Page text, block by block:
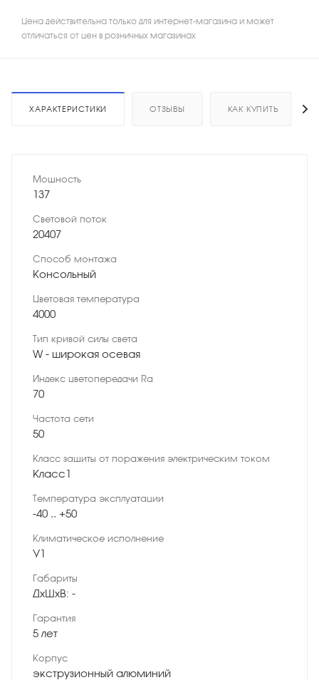
Цена действительна только для интернет-магазина и может
отличаться от цен в розничных магазинах
ХАРАКТЕРИСТИКИ ОТЗЫВЫ КАК КУПИТЬ
Мощность
137
Световой поток
20407
Способ монтажа
Консольный
Цветовая температура
4000
Тип кривой силы света
W - широкая осевая
Индекс цветопередачи Ra
70
Частота сети
50
Класс защиты от поражения электрическим током
Класс1
Температура эксплуатации
-40 .. +50
Климатическое исполнение
У1
Габариты
ДхШхВ: -
Гарантия
5 лет
Корпус
экструзионный алюминий